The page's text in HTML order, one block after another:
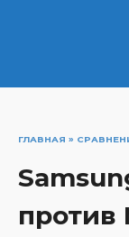
ГЛАВНАЯ »
против